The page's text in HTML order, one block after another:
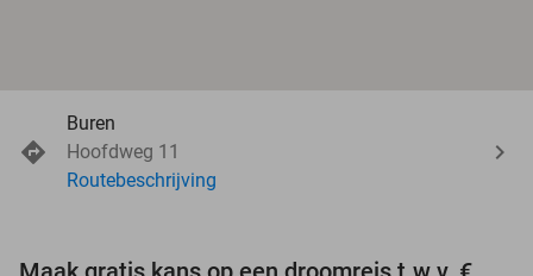
Buren
Hoofdweg 11
Routebeschrijving